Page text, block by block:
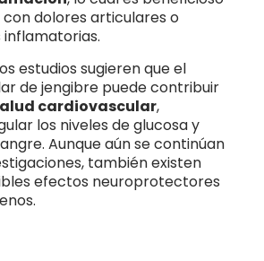
dolores articulares o
estudios sugieren que el
de jengibre puede contribuir
cardiovascular,
los niveles de glucosa y
Aunque aún se continúan
también existen
efectos neuroprotectores